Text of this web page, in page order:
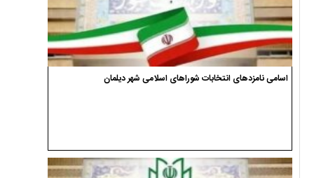
اسامی نامزدهای انتخابات شوراهای اسلامی شهر دیلمان